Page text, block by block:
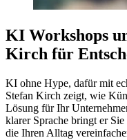
KI Workshops
Kirch für
KI ohne Hype, dafür mit
Stefan Kirch zeigt, wie
Lösung für Ihr
klarer Sprache bringt er
die Ihren Alltag